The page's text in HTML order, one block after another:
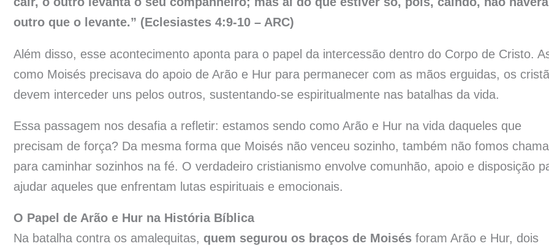
outro que o levante.” (Eclesiastes 4:9-10 – ARC)
Além disso, esse acontecimento aponta para o papel da intercessão dentro do Corpo de Cristo.
como Moisés precisava do apoio de Arão e Hur para permanecer com as mãos erguidas, os
devem interceder uns pelos outros, sustentando-se espiritualmente nas batalhas da vida.
Essa passagem nos desafia a refletir: estamos sendo como Arão e Hur na vida daqueles que
precisam de força? Da mesma forma que Moisés não venceu sozinho, também não fomos
para caminhar sozinhos na fé. O verdadeiro cristianismo envolve comunhão, apoio e disposição
ajudar aqueles que enfrentam lutas espirituais e emocionais.
O Papel de Arão e Hur na História Bíblica
Na batalha contra os amalequitas, quem segurou os braços de Moisés foram Arão e Hur, dois